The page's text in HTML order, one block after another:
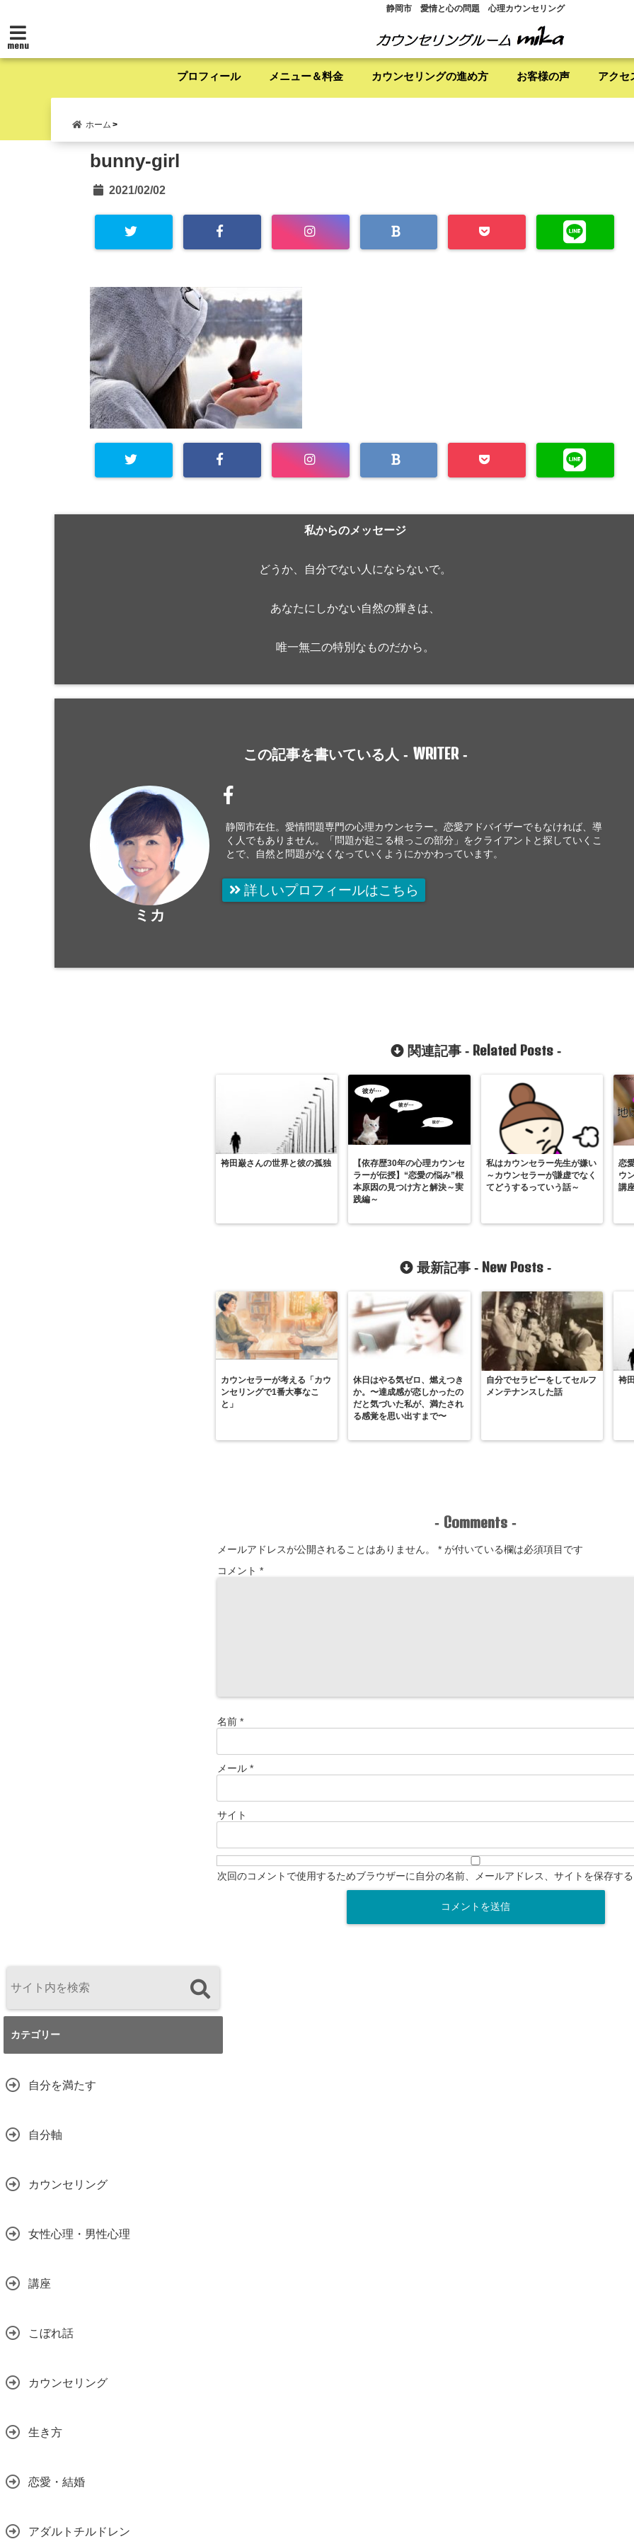
静岡市 愛情と心の問題 心理カウンセリング
menu
プロフィール メニュー＆料金 カウンセリングの進め方 お客様の声 アクセ
ホーム
bunny-girl
2021/02/02
私からのメッセージ
どうか、自分でない人にならないで。
あなたにしかない自然の輝きは、
唯一無二の特別なものだから。
この記事を書いている人 - WRITER-
ミカ
静岡市在住。愛情問題専門の心理カウンセラー。恋愛アドバイザーでもなければ、導
く人でもありません。「問題が起こる根っこの部分」をクライアントと探していくこ
とで、自然と問題がなくなっていくようにかかわっています。
詳しいプロフィールはこちら
関連記事 - Related Posts-
袴田巌さんの世界と彼の孤独
【依存歴30年の心理カウンセ
ラーが伝授】“恋愛の悩み”根
本原因の見つけ方と解決～実
践編～
私はカウンセラー先生が嫌い
～カウンセラーが謙虚でなく
てどうするっていう話～
恋
ウ
講
最新記事 - New Posts -
カウンセラーが考える「カウ
ンセリングで1番大事なこ
と」
休日はやる気ゼロ、燃えつき
か。〜達成感が恋しかったの
だと気づいた私が、満たされ
る感覚を思い出すまで〜
自分でセラピーをしてセルフ
メンテナンスした話
袴
- Comments -
メールアドレスが公開されることはありません。 * が付いている欄は必須項目です
コメント *
名前 *
メール *
サイト
次回のコメントで使用するためブラウザーに自分の名前、メールアドレス、サイトを保存す
カテゴリー
自分を満たす
自分軸
カウンセリング
女性心理・男性心理
講座
こぼれ話
カウンセリング
生き方
恋愛・結婚
アダルトチルドレン